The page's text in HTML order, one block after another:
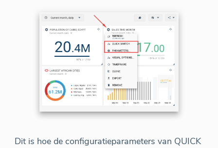
Dit is hoe de configuratieparameters van QUICK